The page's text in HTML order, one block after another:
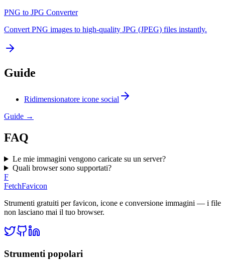
PNG to JPG Converter
Convert PNG images to high-quality JPG (JPEG) files instantly.
Guide
Ridimensionatore icone social
Guide →
FAQ
Le mie immagini vengono caricate su un server?
Quali browser sono supportati?
F
FetchFavicon
Strumenti gratuiti per favicon, icone e conversione immagini — i file
non lasciano mai il tuo browser.
Strumenti popolari